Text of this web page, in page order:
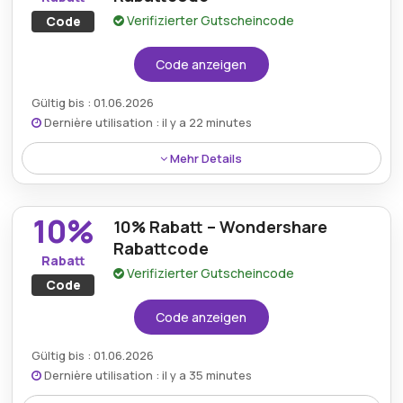
Code
Verifizierter Gutscheincode
Code anzeigen
Gültig bis : 01.06.2026
Dernière utilisation : il y a 22 minutes
Mehr Details
Ein verifizierter Wondershare-Rabattcode ermöglicht
eine Reduzierung von 10% auf alle Produkte im
gesamten Online-Shop.
10%
Rabatt
Code
10% Rabatt – Wondershare
Rabattcode
Verifizierter Gutscheincode
Code anzeigen
Gültig bis : 01.06.2026
Dernière utilisation : il y a 35 minutes